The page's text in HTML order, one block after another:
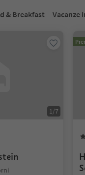
& Breakfast Vacanze
1/7